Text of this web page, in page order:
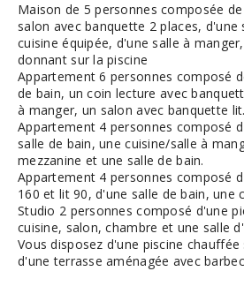
Maison de 5 personnes composée
salon avec banquette 2 places, d'une
cuisine équipée, d'une salle à
donnant sur la piscine
Appartement 6 personnes composé
de bain, un coin lecture avec
à manger, un salon avec banquette lit.
Appartement 4 personnes composé
salle de bain, une cuisine/salle à
mezzanine et une salle de bain.
Appartement 4 personnes composé
160 et lit 90, d'une salle de bain, une
Studio 2 personnes composé d'une
cuisine, salon, chambre et une salle
Vous disposez d'une piscine
d'une terrasse aménagée avec